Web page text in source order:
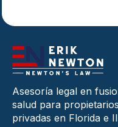
Asesoría legal en
salud para
privadas en Florida e